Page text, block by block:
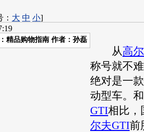
大 中 小]
精品购物指南 作者：孙磊
从高
称号就不
绝对是一
动型车。
GTI相比，
尔夫GTI前